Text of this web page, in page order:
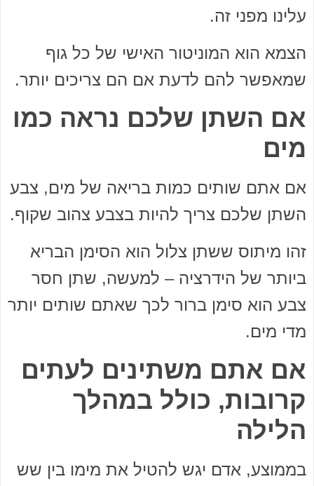
עלינו מפני זה.
הצמא הוא המוניטור האישי של כל גוף
שמאפשר להם לדעת אם הם צריכים יותר.
אם השתן שלכם נראה כמו
מים
אם אתם שותים כמות בריאה של מים, צבע
השתן שלכם צריך להיות בצבע צהוב שקוף.
זהו מיתוס ששתן צלול הוא הסימן הבריא
ביותר של הידרציה – למעשה, שתן חסר
צבע הוא סימן ברור לכך שאתם שותים יותר
מדי מים.
אם אתם משתינים לעתים
קרובות, כולל במהלך
הלילה
בממוצע, אדם יגש להטיל את מימו בין שש